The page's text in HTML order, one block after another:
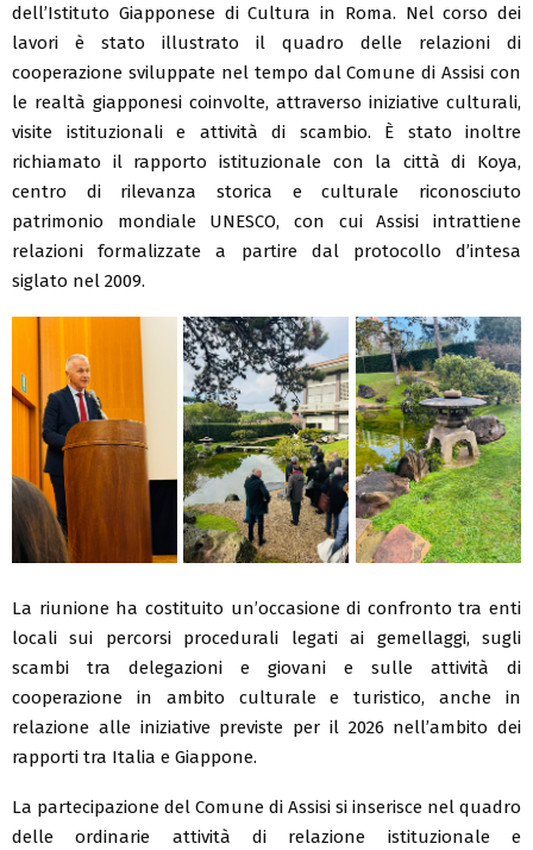
dell’Istituto Giapponese di Cultura in Roma. Nel corso dei
lavori è stato illustrato il quadro delle relazioni di
cooperazione sviluppate nel tempo dal Comune di Assisi con
le realtà giapponesi coinvolte, attraverso iniziative culturali,
visite istituzionali e attività di scambio. È stato inoltre
richiamato il rapporto istituzionale con la città di Koya,
centro di rilevanza storica e culturale riconosciuto
patrimonio mondiale UNESCO, con cui Assisi intrattiene
relazioni formalizzate a partire dal protocollo d’intesa
siglato nel 2009.
La riunione ha costituito un’occasione di confronto tra enti
locali sui percorsi procedurali legati ai gemellaggi, sugli
scambi tra delegazioni e giovani e sulle attività di
cooperazione in ambito culturale e turistico, anche in
relazione alle iniziative previste per il 2026 nell’ambito dei
rapporti tra Italia e Giappone.
La partecipazione del Comune di Assisi si inserisce nel quadro
delle ordinarie attività di relazione istituzionale e